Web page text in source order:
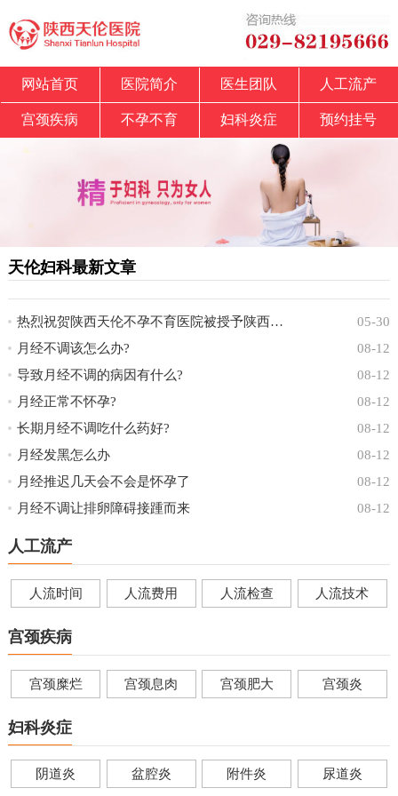
网站首页 医院简介 医生团队 人工流产
宫颈疾病 不孕不育 妇科炎症 预约挂号
天伦妇科最新文章
05-30
热烈祝贺陕西天伦不孕不育医院被授予陕西省中
08-12
月经不调该怎么办?
08-12
导致月经不调的病因有什么?
08-12
月经正常不怀孕?
08-12
长期月经不调吃什么药好?
08-12
月经发黑怎么办
08-12
月经推迟几天会不会是怀孕了
08-12
月经不调让排卵障碍接踵而来
人工流产
人流时间 人流费用 人流检查 人流技术
宫颈疾病
宫颈糜烂 宫颈息肉 宫颈肥大 宫颈炎
妇科炎症
阴道炎 盆腔炎 附件炎 尿道炎